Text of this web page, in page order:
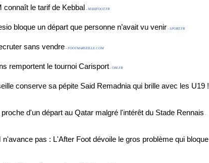
connaît le tarif de Kebbal - MAXIFOOT.FR
bloque un départ que personne n’avait vu venir - SPORT.FR
sans vendre - FOOTMARSEILLE.COM
remportent le tournoi Carisport - OM.FR
conserve sa pépite Said Remadnia qui brille avec les U19 !
d'un départ au Qatar malgré l'intérêt du Stade Rennais -
pas : L'After Foot dévoile le gros problème qui bloque